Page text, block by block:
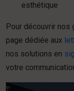
esthétique
Pour découvrir nos
page dédiée aux
nos solutions en
votre